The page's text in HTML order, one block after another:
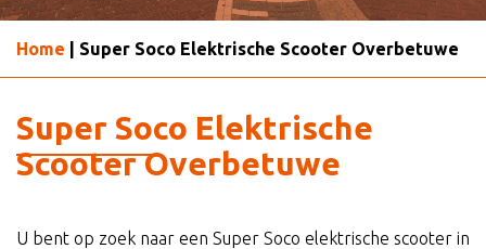
Home | Super Soco Elektrische Scooter Overbetuwe
Super Soco Elektrische
Scooter Overbetuwe
U bent op zoek naar een Super Soco elektrische scooter in